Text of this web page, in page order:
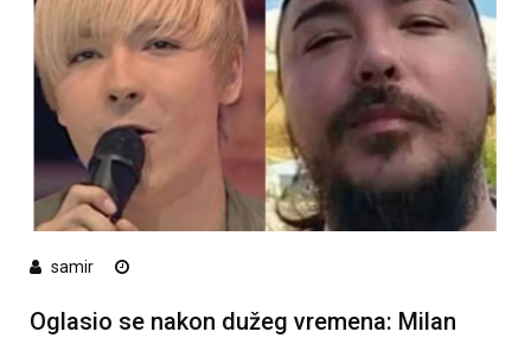
samir
Oglasio se nakon dužeg vremena: Milan